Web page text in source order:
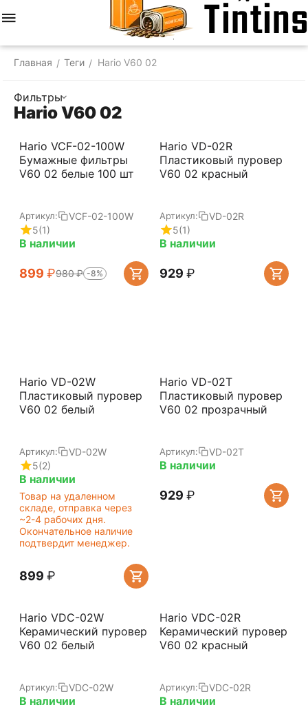
Главная / Теги / Hario V60 02
Фильтры
Hario V60 02
Hario VCF-02-100W
Бумажные фильтры
V60 02 белые 100 шт
Артикул:
VCF-02-100W
5(1)
В наличии
‍899‍ ₽‍980‍₽ -8%
Hario VD-02R
Пластиковый пуровер
V60 02 красный
Артикул:
VD-02R
5(1)
В наличии
‍929‍ ₽
Hario VD-02W
Пластиковый пуровер
V60 02 белый
Артикул:
VD-02W
5(2)
В наличии
Товар на удаленном
складе, отправка через
~2-4 рабочих дня.
Окончательное наличие
подтвердит менеджер.
‍899‍ ₽
Hario VD-02T
Пластиковый пуровер
V60 02 прозрачный
Артикул: VD-02T
В наличии
‍929‍ ₽
Hario VDC-02W
Керамический пуровер
V60 02 белый
Артикул: VDC-02W
В наличии
Hario VDC-02R
Керамический пуровер
V60 02 красный
Артикул: VDC-02R
В наличии
Корзина Отложенные
товары
Аккаунт